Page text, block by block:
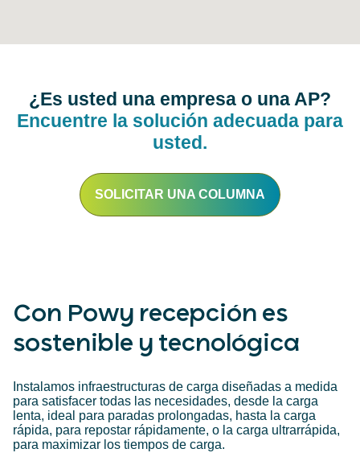
¿Es usted una empresa o una AP?
Encuentre la solución adecuada para
usted.
SOLICITAR UNA COLUMNA
Con Powy recepción es
sostenible y tecnológica
Instalamos infraestructuras de carga diseñadas a medida
para satisfacer todas las necesidades, desde la carga
lenta, ideal para paradas prolongadas, hasta la carga
rápida, para repostar rápidamente, o la carga ultrarrápida,
para maximizar los tiempos de carga.